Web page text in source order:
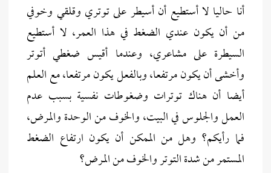
أنا حاليا لا أستطيع أن أسيطر على توتري وقلقي وخوفي
من أن يكون عندي الضغط في هذا العمر، لا أستطيع
السيطرة على مشاعري، وعندما أقيس ضغطي أتوتر
وأخشى أن يكون مرتفعا، وبالفعل يكون مرتفعا، مع العلم
أيضا أن هناك توترات وضغوطات نفسية بسبب عدم
العمل والجلوس في البيت، والخوف من الوحدة والمرض،
فما رأيكم؟ وهل من الممكن أن يكون ارتفاع الضغط
المستمر من شدة التوتر والخوف من المرض؟